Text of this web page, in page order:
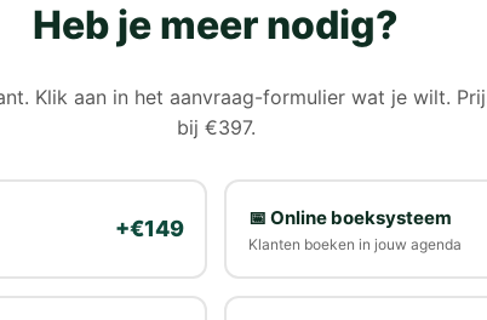
Heb je meer nodig?
Klik aan in het aanvraag-formulier wat je wilt.
bij €397.
+€149 📅 Online boeksysteem
Klanten boeken in jouw agenda